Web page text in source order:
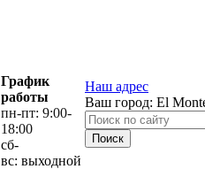
График
работы
пн-пт: 9:00-
18:00
сб-
вс: выходной
Наш адрес
Ваш город: El